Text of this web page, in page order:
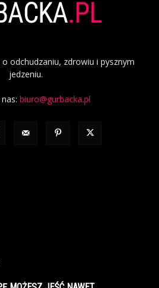
odchudzaniu, zdrowiu i pysznym
jedzeniu.
biuro@gurbacka.pl